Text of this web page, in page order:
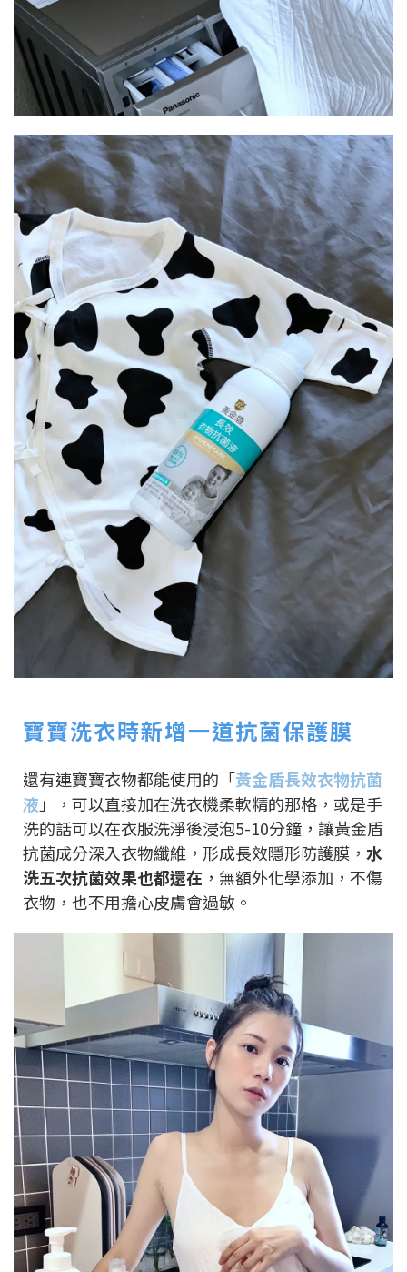
寶寶洗衣時新增一道抗菌保護膜
還有連寶寶衣物都能使用的「黃金盾長效衣物抗菌
液」，可以直接加在洗衣機柔軟精的那格，或是手
洗的話可以在衣服洗淨後浸泡5-10分鐘，讓黃金盾
抗菌成分深入衣物纖維，形成長效隱形防護膜， 水
洗五次抗菌效果也都還在 ，無額外化學添加，不傷
衣物，也不用擔心皮膚會過敏。